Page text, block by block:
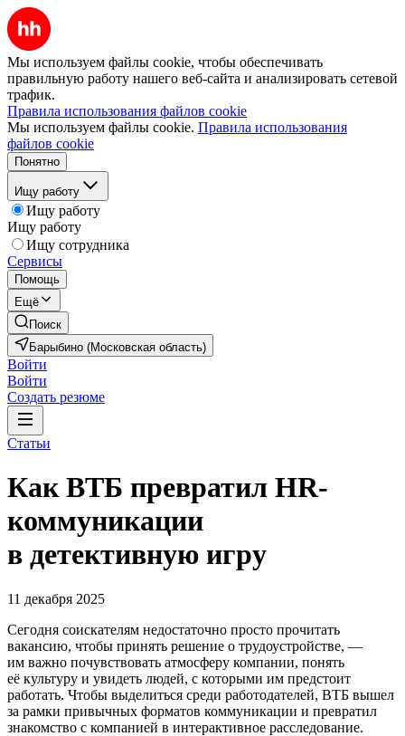
Мы используем файлы cookie, чтобы обеспечивать
правильную работу нашего веб-сайта и анализировать сетевой
трафик.
Правила использования файлов cookie
Мы используем файлы cookie. Правила использования
файлов cookie
Понятно
Ищу работу
Ищу работу
Ищу работу
Ищу сотрудника
Сервисы
Помощь
Ещё
Поиск
Барыбино (Московская область)
Войти
Войти
Создать резюме
Статьи
Как ВТБ превратил HR-
коммуникации
в детективную игру
11 декабря 2025
Сегодня соискателям недостаточно просто прочитать
вакансию, чтобы принять решение о трудоустройстве, —
им важно почувствовать атмосферу компании, понять
её культуру и увидеть людей, с которыми им предстоит
работать. Чтобы выделиться среди работодателей, ВТБ вышел
за рамки привычных форматов коммуникации и превратил
знакомство с компанией в интерактивное расследование.